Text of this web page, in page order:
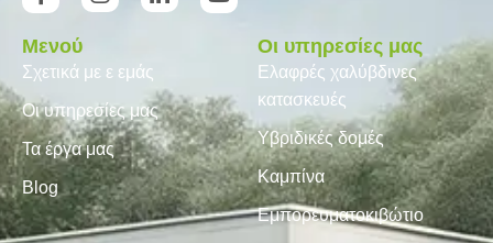
Μενού
Σχετικά με ε εμάς
Οι υπηρεσίες μας
Τα έργα μας
Blog
Οι υπηρεσίες μας
Ελαφρές χαλύβδινες
κατασκευές
Υβριδικές δομές
Καμπίνα
Εμπορευματοκιβώτιο